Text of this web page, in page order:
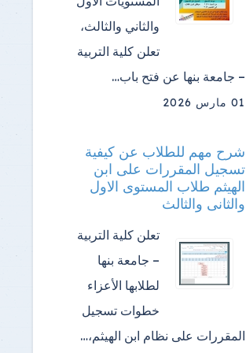
والثاني والثالث،
تعلن كلية التربية
– جامعة بنها عن فتح باب…
01 مارس 2026
شرح مهم للطلاب عن كيفية
تسجيل المقررات على ابن
الهيثم طلاب المستوى الاول
والثانى والثالث
تعلن كلية التربية
– جامعة بنها
لطلابها الأعزاء
خطوات تسجيل
المقررات على نظام ابن الهيثم،…